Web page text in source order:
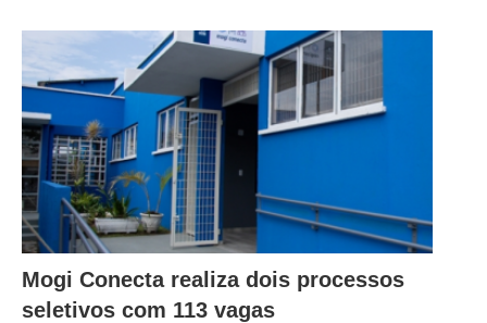
Mogi Conecta realiza dois processos
seletivos com 113 vagas